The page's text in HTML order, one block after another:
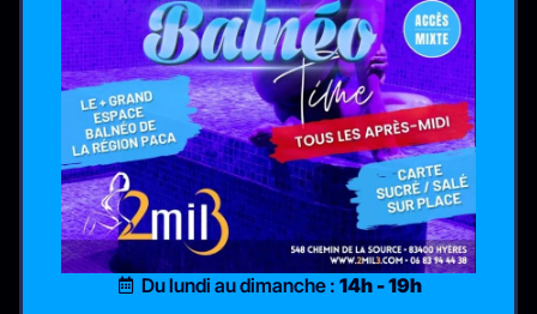
Du lundi au dimanche :14h - 19h